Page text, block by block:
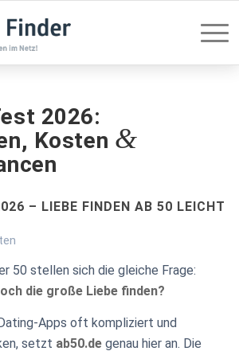
2026:
Kosten &
– LIEBE FINDEN AB 50 LEICHT
50 stellen sich die gleiche Frage:
die große Liebe finden?
Apps oft kompliziert und
setzt ab50.de genau hier an. Die